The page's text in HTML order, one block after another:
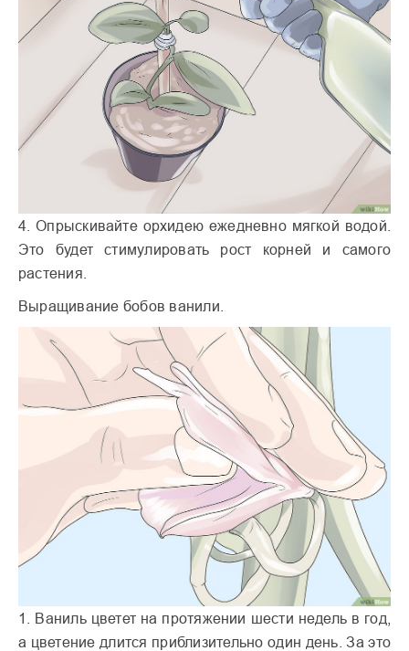
4. Опрыскивайте орхидею ежедневно мягкой водой.
Это будет стимулировать рост корней и самого
растения.
Выращивание бобов ванили.
1. Ваниль цветет на протяжении шести недель в год,
а цветение длится приблизительно один день. За это